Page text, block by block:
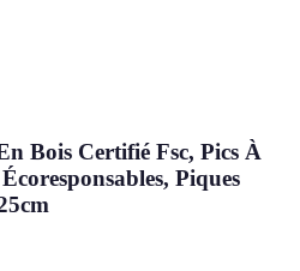
Bois Certifié Fsc, Pics À
Piques